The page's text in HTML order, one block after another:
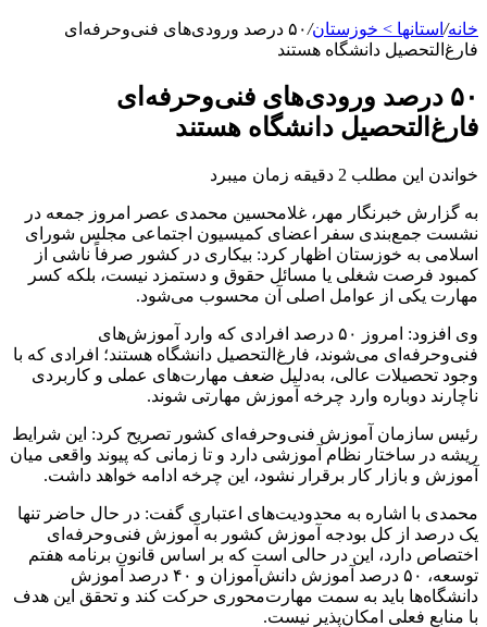
خانه/ استانها > خوزستان/
۵۰ درصد ورودی‌های فنی‌وحرفه‌ای
فارغ‌التحصیل دانشگاه هستند
۵۰ درصد ورودی‌های فنی‌وحرفه‌ای
فارغ‌التحصیل دانشگاه هستند
خواندن این مطلب 2 دقیقه زمان میبرد
به گزارش خبرنگار مهر، غلامحسین محمدی عصر امروز جمعه در
نشست جمع‌بندی سفر اعضای کمیسیون اجتماعی مجلس شورای
اسلامی به خوزستان اظهار کرد: بیکاری در کشور صرفاً ناشی از
کمبود فرصت شغلی یا مسائل حقوق و دستمزد نیست، بلکه کسر
مهارت یکی از عوامل اصلی آن محسوب می‌شود.
وی افزود: امروز ۵۰ درصد افرادی که وارد آموزش‌های
فنی‌وحرفه‌ای می‌شوند، فارغ‌التحصیل دانشگاه هستند؛ افرادی که با
وجود تحصیلات عالی، به‌دلیل ضعف مهارت‌های عملی و کاربردی
ناچارند دوباره وارد چرخه آموزش مهارتی شوند.
رئیس سازمان آموزش فنی‌وحرفه‌ای کشور تصریح کرد: این شرایط
ریشه در ساختار نظام آموزشی دارد و تا زمانی که پیوند واقعی میان
آموزش و بازار کار برقرار نشود، این چرخه ادامه خواهد داشت.
محمدی با اشاره به محدودیت‌های اعتباری گفت: در حال حاضر تنها
یک درصد از کل بودجه آموزش کشور به آموزش فنی‌وحرفه‌ای
اختصاص دارد، این در حالی است که بر اساس قانون برنامه هفتم
توسعه، ۵۰ درصد آموزش دانش‌آموزان و ۴۰ درصد آموزش
دانشگاه‌ها باید به سمت مهارت‌محوری حرکت کند و تحقق این هدف
با منابع فعلی امکان‌پذیر نیست.